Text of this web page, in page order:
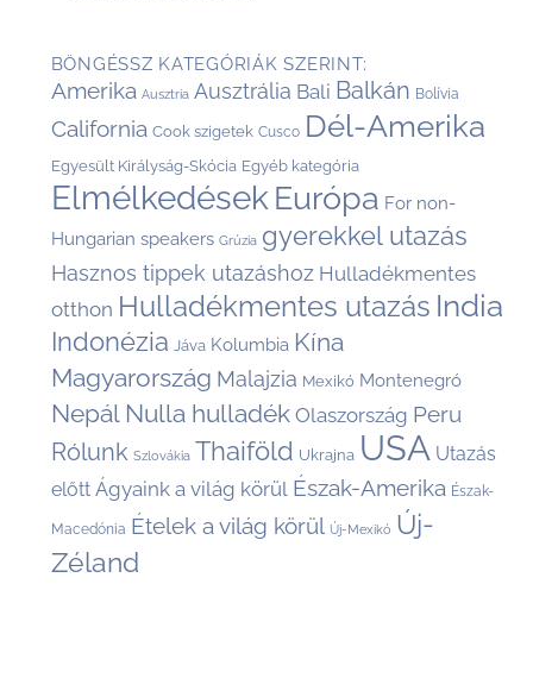
BÖNGÉSSZ KATEGÓRIÁK SZERINT:
Amerika Ausztria Ausztrália Bali Balkán Bolívia
California Cook szigetek Cusco Dél-Amerika
Egyesült Királyság-Skócia Egyéb kategória
Elmélkedések Európa For non-
Hungarian speakers Grúzia gyerekkel utazás
Hasznos tippek utazáshoz Hulladékmentes
otthon Hulladékmentes utazás India
Indonézia Jáva Kolumbia Kína
Magyarország Malajzia Mexikó Montenegró
Nepál Nulla hulladék Olaszország Peru
Rólunk Szlovákia Thaiföld Ukrajna USA Utazás
előtt Ágyaink a világ körül Észak-Amerika Észak-
Macedónia Ételek a világ körül Új-Mexikó Új-
Zéland